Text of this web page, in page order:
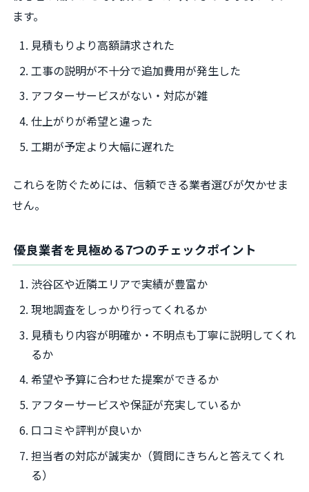
ます。
見積もりより高額請求された
工事の説明が不十分で追加費用が発生した
アフターサービスがない・対応が雑
仕上がりが希望と違った
工期が予定より大幅に遅れた
これらを防ぐためには、信頼できる業者選びが欠かせま
せん。
優良業者を見極める7つのチェックポイント
渋谷区や近隣エリアで実績が豊富か
現地調査をしっかり行ってくれるか
見積もり内容が明確か・不明点も丁寧に説明してくれ
るか
希望や予算に合わせた提案ができるか
アフターサービスや保証が充実しているか
口コミや評判が良いか
担当者の対応が誠実か（質問にきちんと答えてくれ
る）